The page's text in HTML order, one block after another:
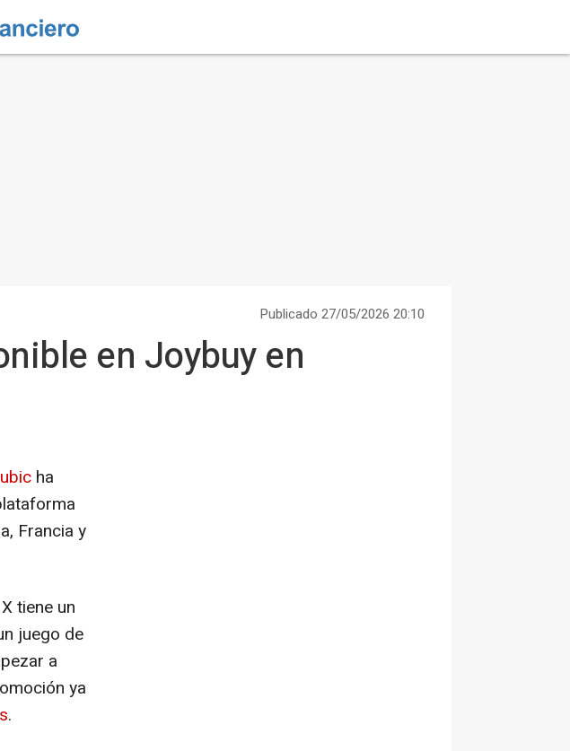
Publicado 27/05/2026 20:10
en Joybuy en
ha
Francia y
tiene un
juego de
a
ya
.